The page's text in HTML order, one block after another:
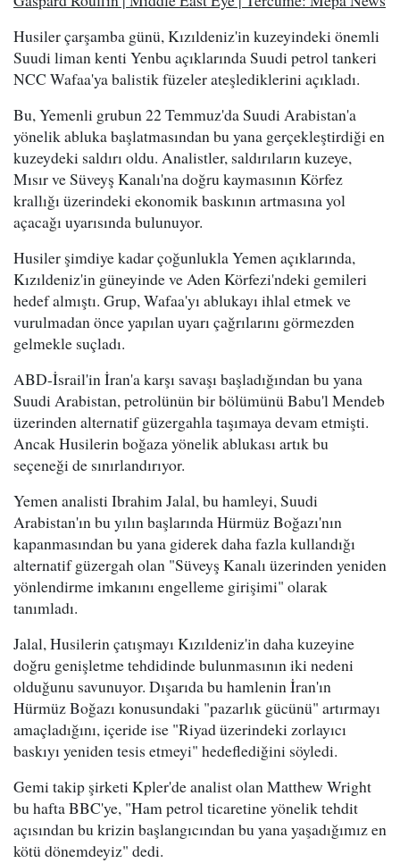
Husiler çarşamba günü, Kızıldeniz'in kuzeyindeki önemli
Suudi liman kenti Yenbu açıklarında Suudi petrol tankeri
NCC Wafaa'ya balistik füzeler ateşlediklerini açıkladı.
Bu, Yemenli grubun 22 Temmuz'da Suudi Arabistan'a
yönelik abluka başlatmasından bu yana gerçekleştirdiği en
kuzeydeki saldırı oldu. Analistler, saldırıların kuzeye,
Mısır ve Süveyş Kanalı'na doğru kaymasının Körfez
krallığı üzerindeki ekonomik baskının artmasına yol
açacağı uyarısında bulunuyor.
Husiler şimdiye kadar çoğunlukla Yemen açıklarında,
Kızıldeniz'in güneyinde ve Aden Körfezi'ndeki gemileri
hedef almıştı. Grup, Wafaa'yı ablukayı ihlal etmek ve
vurulmadan önce yapılan uyarı çağrılarını görmezden
gelmekle suçladı.
ABD-İsrail'in İran'a karşı savaşı başladığından bu yana
Suudi Arabistan, petrolünün bir bölümünü Babu'l Mendeb
üzerinden alternatif güzergahla taşımaya devam etmişti.
Ancak Husilerin boğaza yönelik ablukası artık bu
seçeneği de sınırlandırıyor.
Yemen analisti Ibrahim Jalal, bu hamleyi, Suudi
Arabistan'ın bu yılın başlarında Hürmüz Boğazı'nın
kapanmasından bu yana giderek daha fazla kullandığı
alternatif güzergah olan "Süveyş Kanalı üzerinden yeniden
yönlendirme imkanını engelleme girişimi" olarak
tanımladı.
Jalal, Husilerin çatışmayı Kızıldeniz'in daha kuzeyine
doğru genişletme tehdidinde bulunmasının iki nedeni
olduğunu savunuyor. Dışarıda bu hamlenin İran'ın
Hürmüz Boğazı konusundaki "pazarlık gücünü" artırmayı
amaçladığını, içeride ise "Riyad üzerindeki zorlayıcı
baskıyı yeniden tesis etmeyi" hedeflediğini söyledi.
Gemi takip şirketi Kpler'de analist olan Matthew Wright
bu hafta BBC'ye, "Ham petrol ticaretine yönelik tehdit
açısından bu krizin başlangıcından bu yana yaşadığımız en
kötü dönemdeyiz" dedi.